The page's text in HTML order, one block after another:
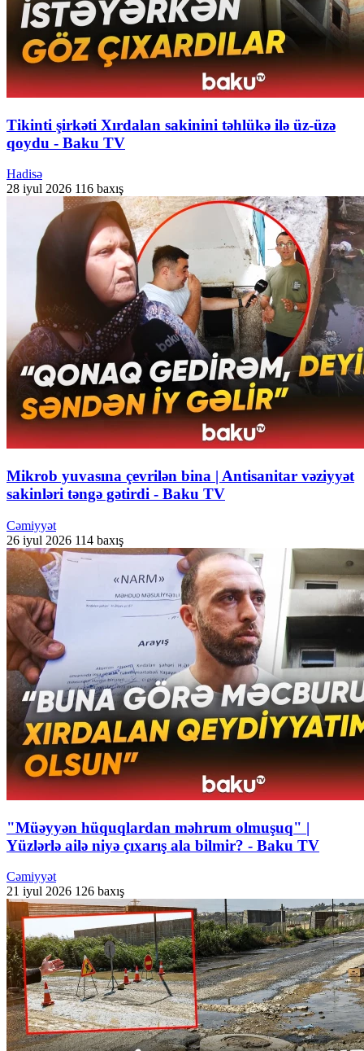
Tikinti şirkəti Xırdalan sakinini təhlükə ilə üz-üzə
qoydu - Baku TV
Hadisə
28 iyul 2026 116 baxış
Mikrob yuvasına çevrilən bina | Antisanitar vəziyyət
sakinləri təngə gətirdi - Baku TV
Cəmiyyət
26 iyul 2026 114 baxış
"Müəyyən hüquqlardan məhrum olmuşuq" |
Yüzlərlə ailə niyə çıxarış ala bilmir? - Baku TV
Cəmiyyət
21 iyul 2026 126 baxış